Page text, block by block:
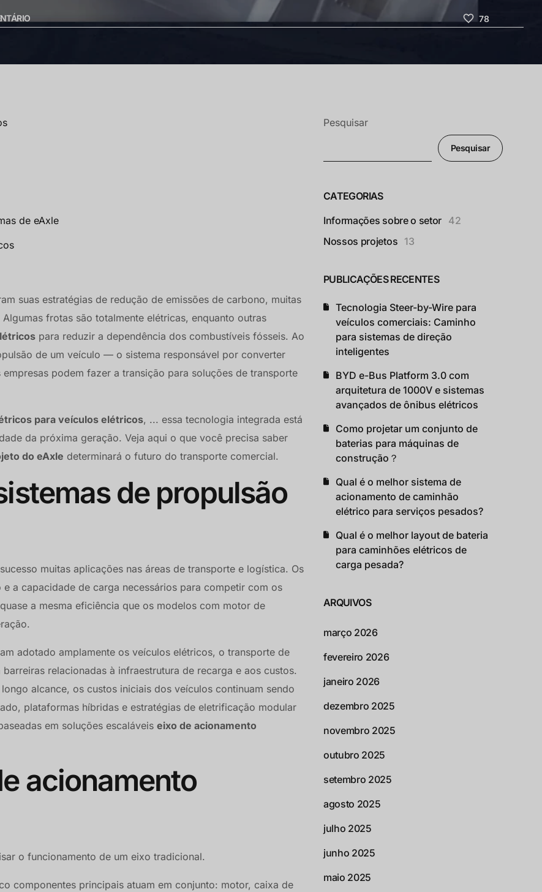
78
de eAxle
suas estratégias de redução de emissões de carbono, muitas
frotas são totalmente elétricas, enquanto outras
para reduzir a dependência dos combustíveis fósseis. Ao
de um veículo — o sistema responsável por converter
podem fazer a transição para soluções de transporte
para veículos elétricos, ... essa tecnologia integrada está
da próxima geração. Veja aqui o que você precisa saber
do eAxle determinará o futuro do transporte comercial.
de propulsão
muitas aplicações nas áreas de transporte e logística. Os
a capacidade de carga necessários para competir com os
a mesma eficiência que os modelos com motor de
adotado amplamente os veículos elétricos, o transporte de
relacionadas à infraestrutura de recarga e aos custos.
alcance, os custos iniciais dos veículos continuam sendo
plataformas híbridas e estratégias de eletrificação modular
em soluções escaláveis eixo de acionamento
acionamento
o funcionamento de um eixo tradicional.
componentes principais atuam em conjunto: motor, caixa de
Pesquisar
Pesquisar
CATEGORIAS
Informações sobre o setor 42
Nossos projetos 13
PUBLICAÇÕES RECENTES
Tecnologia Steer-by-Wire para
veículos comerciais: Caminho
para sistemas de direção
inteligentes
BYD e-Bus Platform 3.0 com
arquitetura de 1000V e sistemas
avançados de ônibus elétricos
Como projetar um conjunto de
baterias para máquinas de
construção？
Qual é o melhor sistema de
acionamento de caminhão
elétrico para serviços pesados?
Qual é o melhor layout de bateria
para caminhões elétricos de
carga pesada?
ARQUIVOS
março 2026
fevereiro 2026
janeiro 2026
dezembro 2025
novembro 2025
outubro 2025
setembro 2025
agosto 2025
julho 2025
junho 2025
maio 2025